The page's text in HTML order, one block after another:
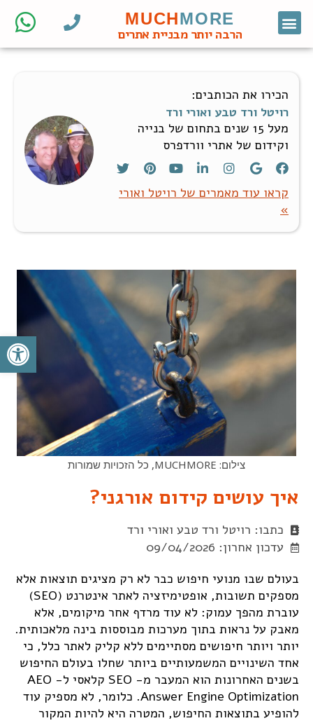
MUCHMORE
הרבה יותר מבניית אתרים
הכירו את הכותבים:
רויטל ורד טבע ואורי ורד
מעל 15 שנים בתחום של בנייה
וקידום של אתרי וורדפרס
קראו עוד מאמרים של רויטל ואורי
»
צילום: MUCHMORE, כל הזכויות שמורות
איך עושים קידום אורגני?
כתבו: רויטל ורד טבע ואורי ורד
עדכון אחרון: 09/04/2026
בעולם שבו מנועי חיפוש כבר לא רק מציגים תוצאות אלא
מספקים תשובות, אופטימיזציה לאתר אינטרנט (SEO)
עוברת מהפך עמוק: לא עוד מרדף אחר מיקומים, אלא
מאבק על נראות בתוך מערכות מבוססות בינה מלאכותית.
יותר ויותר חיפושים מסתיימים ללא קליק לאתר כלל, כי
אחד השינויים המשמעותיים ביותר שחלו בעולם החיפוש
בשנים האחרונות הוא המעבר מ- SEO קלאסי ל-AEO
Answer Engine Optimization. כלומר, לא מספיק עוד
להופיע בתוצאות החיפוש, המטרה היא להיות המקור
פתח